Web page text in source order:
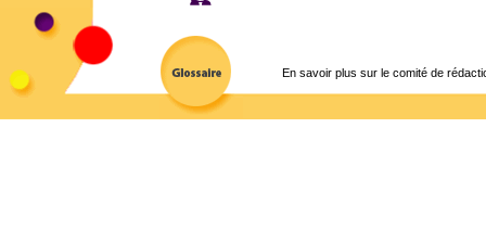
En savoir plus sur le comité de